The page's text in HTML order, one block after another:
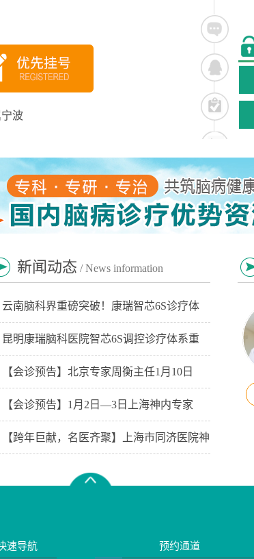
波
新闻动态 / News information
云南脑科界重磅突破！康瑞智芯6S诊疗体
昆明康瑞脑科医院智芯6S调控诊疗体系重
【会诊预告】北京专家周衡主任1月10日
【会诊预告】1月2日—3日上海神内专家
【跨年巨献，名医齐聚】上海市同济医院神
速导航 预约通道